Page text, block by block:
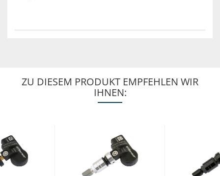
ZU DIESEM PRODUKT EMPFEHLEN WIR
IHNEN: